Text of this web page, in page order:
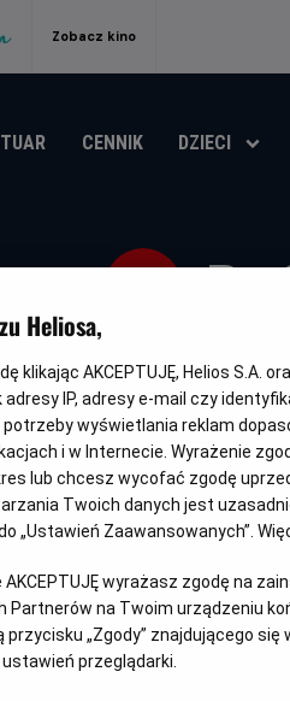
Zobacz kino
CENNIK DZIECI
tytuł
OBSERWUJ
NAPISY
OPIS FILMU
Napięta relacja matki
pogrążona w
Heliosa,
klikając AKCEPTUJĘ, Helios S.A.
IP, adresy e-mail czy
wyświetlania reklam
i w Internecie. Wyrażenie
lub chcesz wycofać zgodę
Twoich danych jest
„Ustawień Zaawansowanych”.
AKCEPTUJĘ wyrażasz zgodę na
Partnerów na Twoim urządzeniu
przycisku „Zgody” znajdującego
przeglądarki.